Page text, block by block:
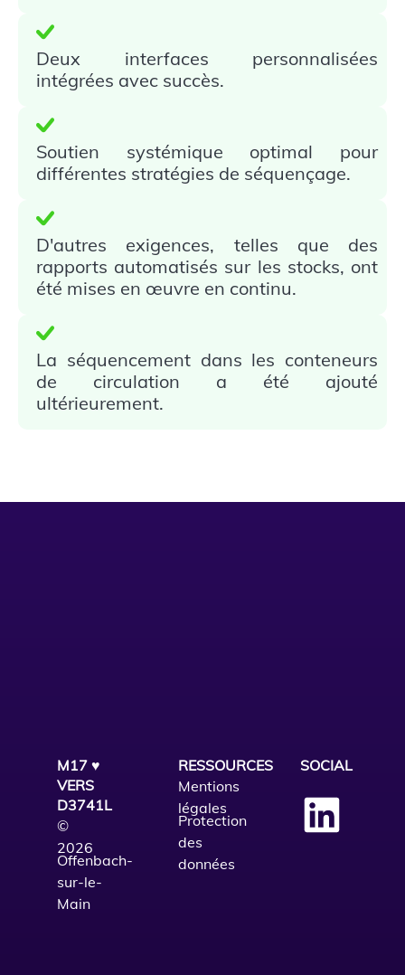
Deux interfaces personnalisées
intégrées avec succès.
Soutien systémique optimal pour
différentes stratégies de séquençage.
D'autres exigences, telles que des
rapports automatisés sur les stocks, ont
été mises en œuvre en continu.
La séquencement dans les conteneurs
de circulation a été ajouté
ultérieurement.
M17 ♥
VERS
D3741L
©
2026
Offenbach-
sur-le-
Main
RESSOURCES
Mentions
légales
Protection
des
données
SOCIAL